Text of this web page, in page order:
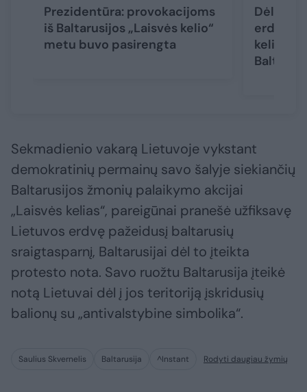
Prezidentūra: provokacijoms
iš Baltarusijos „Laisvės kelio“
metu buvo pasirengta
Dėl
erdvės
kelio“
Sekmadienio vakarą Lietuvoje vykstant
demokratinių permainų savo šalyje siekiančių
Baltarusijos žmonių palaikymo akcijai
„Laisvės kelias“, pareigūnai pranešė užfiksavę
Lietuvos erdvę pažeidusį baltarusių
sraigtasparnį, Baltarusijai dėl to įteikta
protesto nota. Savo ruožtu Baltarusija įteikė
notą Lietuvai dėl į jos teritoriją įskridusių
balionų su „antivalstybine simbolika“.
Saulius Skvernelis Baltarusija ^Instant Rodyti daugiau žymių